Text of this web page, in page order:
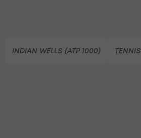
INDIAN WELLS (ATP 1000) TENNIS